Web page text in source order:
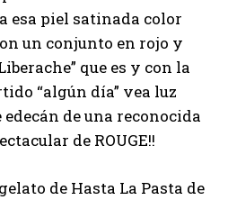
esa piel satinada color
un conjunto en rojo y
que es y con la
“algún día” vea luz
de una reconocida
de ROUGE!!
de Hasta La Pasta de